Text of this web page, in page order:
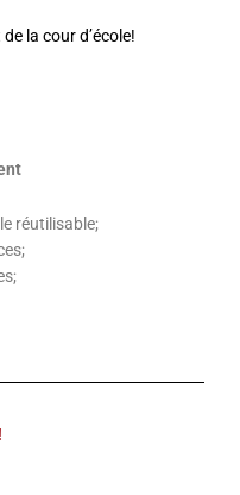
la cour d’école!
réutilisable;